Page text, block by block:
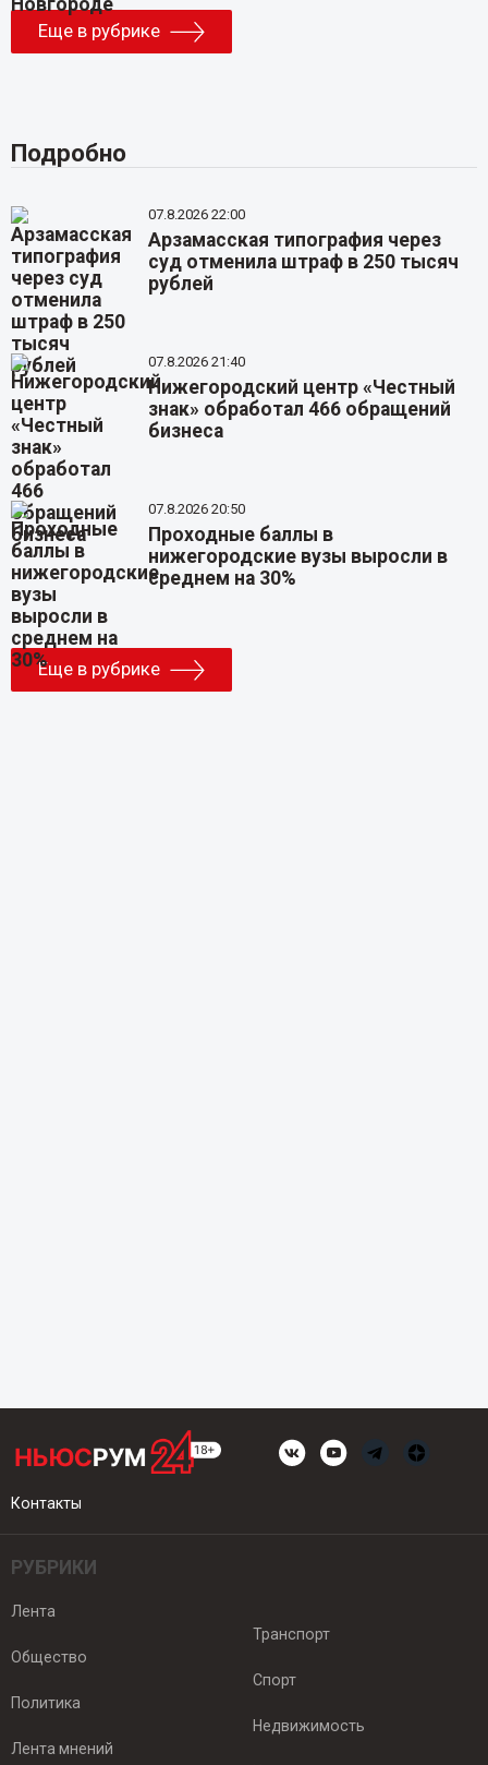
Еще в рубрике
Подробно
07.8.2026 22:00
Арзамасская типография через
суд отменила штраф в 250 тысяч
рублей
07.8.2026 21:40
Нижегородский центр «Честный
знак» обработал 466 обращений
бизнеса
07.8.2026 20:50
Проходные баллы в
нижегородские вузы выросли в
среднем на 30%
Еще в рубрике
Контакты
РУБРИКИ
Лента
Общество
Политика
Лента мнений
Транспорт
Спорт
Недвижимость